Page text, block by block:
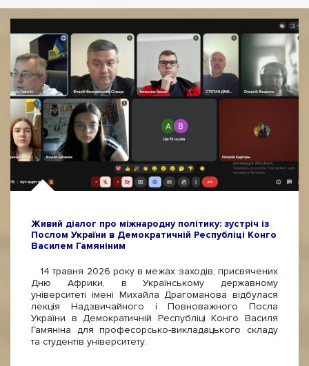
Живий діалог про міжнародну політику: зустріч із
Послом України в Демократичній Республіці Конго
Василем Гамяніним
14 травня 2026 року в межах заходів, присвячених
Дню Африки, в Українському державному
університеті імені Михайла Драгоманова відбулася
лекція Надзвичайного і Повноважного Посла
України в Демократичній Республіці Конго Василя
Гамяніна для професорсько-викладацького складу
та студентів університету.